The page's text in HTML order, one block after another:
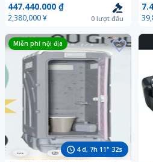
千葉 茨城 栃木 群馬 横浜 静岡山梨
447.440.000 ₫
2,380,000 ¥ 0 lượt đấu
4d, 7h 11" 30s
Miễn phí nội địa